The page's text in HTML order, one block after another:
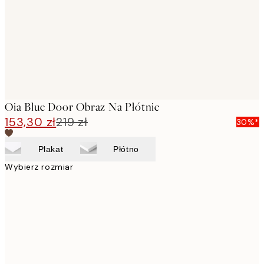
Oia Blue Door Obraz Na Płótnie
153,30 zł219 zł 30%*
Plakat Płótno
Wybierz rozmiar